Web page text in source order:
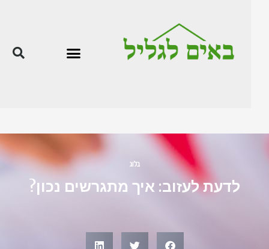
בלוג
לדעת לעזוב: איך מתגרשים נכון?